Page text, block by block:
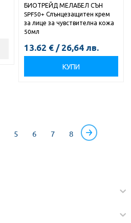
БИОТРЕЙД МЕЛАБЕЛ СЪН
SPF50+ Слънцезащитен крем
за лице за чувствителна кожа
50мл
13.62 € / 26,64 лв.
КУПИ
5 6 7 8